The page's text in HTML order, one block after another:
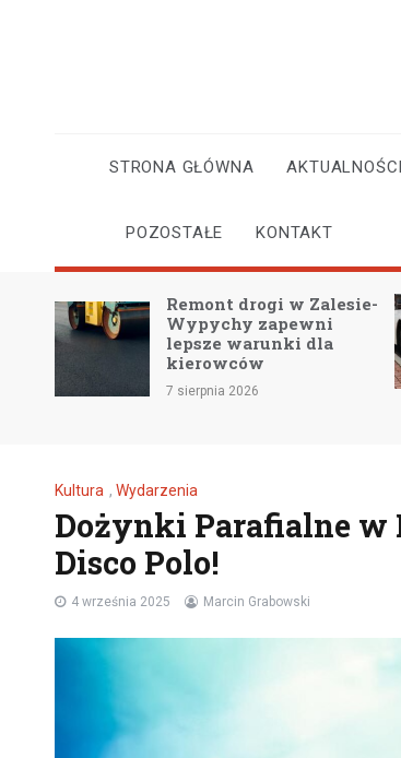
STRONA GŁÓWNA AKTUALNOŚCI
POZOSTAŁE KONTAKT
Remont drogi w Zalesie-
Wypychy zapewni
lepsze warunki dla
7
Kultura , Wydarzenia
Dożynki Parafialne w
Disco Polo!
4 września 2025 Marcin Grabowski